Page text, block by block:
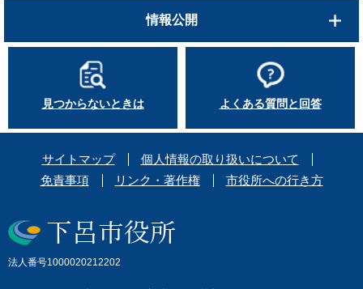
情報公開
見つからないときは よくある質問と回答
サイトマップ
個人情報の取り扱いについて
免責事項
リンク・著作権 市役所への行き方
法人番号1000020212202